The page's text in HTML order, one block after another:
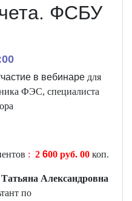
ФСБУ
в вебинаре для
ФЭС, специалиста
: 2 600 руб. 00 коп.
Александровна
по